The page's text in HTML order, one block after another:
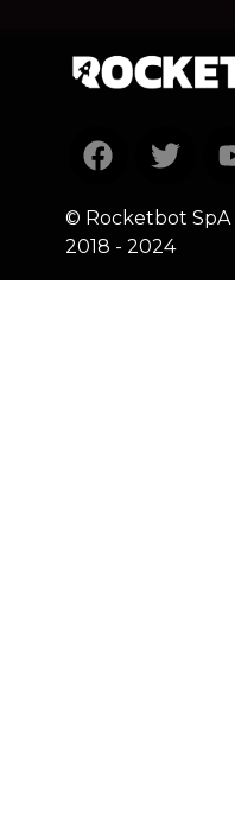
Rocketbot
homepage
FacebookTwitter
© Rocketbot SpA
2018 - 2024